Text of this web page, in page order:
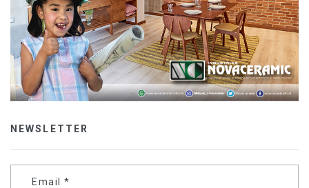
NEWSLETTER
Email *